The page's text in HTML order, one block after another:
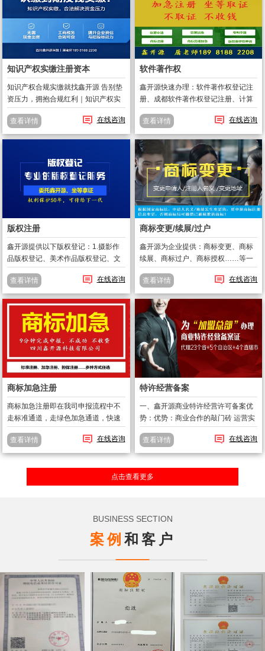
知识产权实缴注册资本
知识产权合规实缴就找鑫开源 告别垫
资压力，拥抱合规红利｜知识产权实
本实缴。 在新《公司法》监管趋严的
背景下，注册资本实缴已不是 “可选
在线咨询
查看详情
软件著作权
鑫开源快速办理：软件著作权登记注
册、成都软件著作权登记注册、计算
办。鑫开源屠老师：软件著作权查
询、软件著作权变更、软件著作权撤
销、软件著作权转让。鑫开源金牌产
品：1、软...
在线咨询
查看详情
版权注册
鑫开源提供以下版权登记：1.摄影作
品版权登记、美术作品版权登记、文
权、影视作品版权登记、录音制品版
权登记、网站软件著作权登记；2.版
权转让、版权变更。版权有效期：1、
自然...
在线咨询
查看详情
商标变更/续展/过户
鑫开源为企业提供：商标变更、商标
续展、商标过户、商标授权……等一
标撤三、商标答辩、商标异议等。
一、什么情况下，商标需要及时做变
更？1、 公司名称工商登记发生变
化；2、 ...
在线咨询
查看详情
商标加急注册
商标加急注册即在我司申报流程中不
走标准通道，走绿色加急通道，快速
成申报。正常申报需要3天的，鑫开源
承诺9分钟完成注册申报。在申报时间
在线咨询
查看详情
特许经营备案
一、鑫开源商业特许经营许可备案优
势：优势：商业合作的敲门砖 运营实
利依据合法：合法合规的重要凭证 行
业进入必备前置二、什么是商业特许
在线咨询
查看详情
点击查看更多
BUSINESS SECTION
案例 和客户